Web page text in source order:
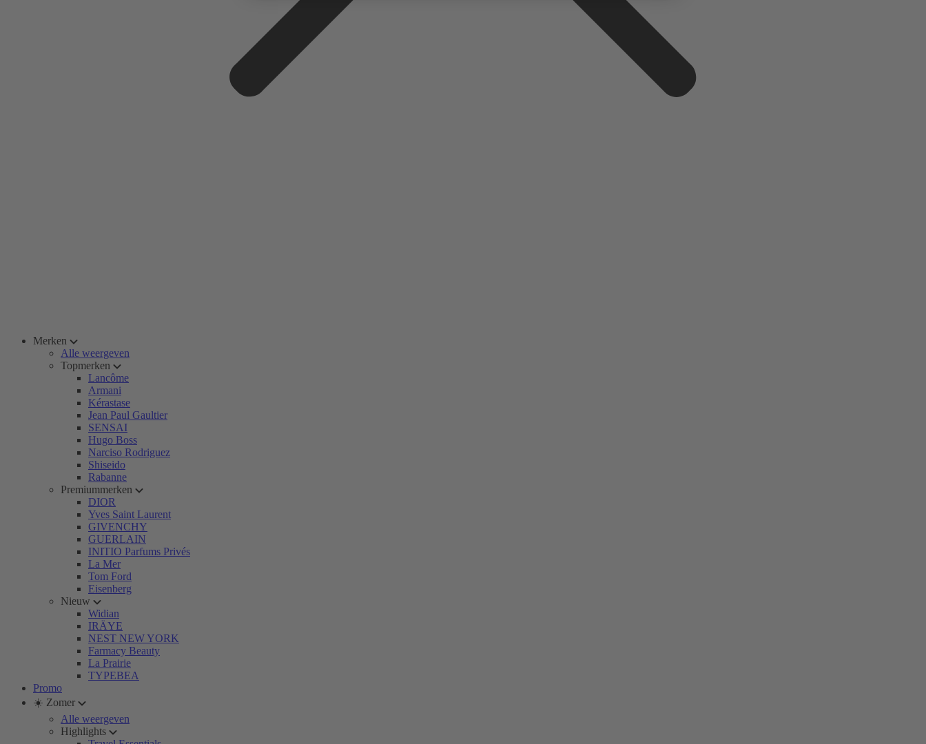
Merken
Alle weergeven
Topmerken
Lancôme
Armani
Kérastase
Jean Paul Gaultier
SENSAI
Hugo Boss
Narciso Rodriguez
Shiseido
Rabanne
Premiummerken
DIOR
Yves Saint Laurent
GIVENCHY
GUERLAIN
INITIO Parfums Privés
La Mer
Tom Ford
Eisenberg
Nieuw
Widian
IRÄYE
NEST NEW YORK
Farmacy Beauty
La Prairie
TYPEBEA
Promo
☀️ Zomer
Alle weergeven
Highlights